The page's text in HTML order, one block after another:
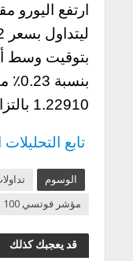
بتوقيت وسط
1.22910 بالتزامن.
تابع
الوسوم
مؤشر فوتسي 100
قد يعجبك كذلك